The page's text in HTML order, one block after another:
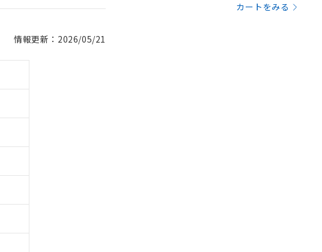
情報更新：2026/05/21
カートをみる